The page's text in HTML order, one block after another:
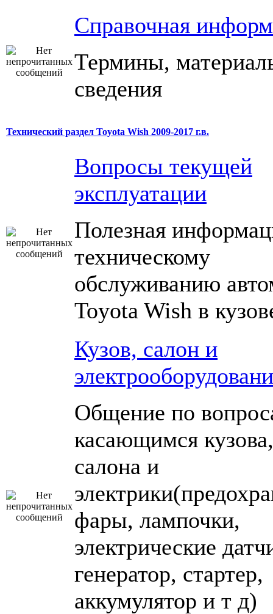
Справочная
Термины,
сведения
Технический раздел Toyota Wish 2009-2017 г.в.
Вопросы текущей
эксплуатации
Полезная
техническому
обслуживанию
Toyota Wish в
Кузов, салон и
Общение по
касающимся кузова,
салона и
фары, лампочки,
электрические
генератор, стартер,
аккумулятор и т д)